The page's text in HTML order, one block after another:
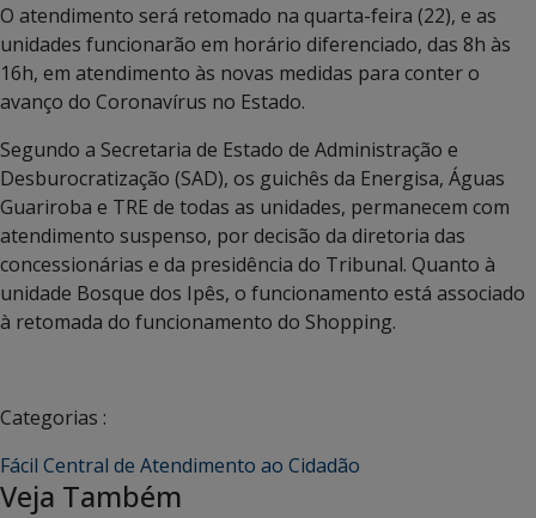
O atendimento será retomado na quarta-feira (22), e as
unidades funcionarão em horário diferenciado, das 8h às
16h, em atendimento às novas medidas para conter o
avanço do Coronavírus no Estado.
Segundo a Secretaria de Estado de Administração e
Desburocratização (SAD), os guichês da Energisa, Águas
Guariroba e TRE de todas as unidades, permanecem com
atendimento suspenso, por decisão da diretoria das
concessionárias e da presidência do Tribunal. Quanto à
unidade Bosque dos Ipês, o funcionamento está associado
à retomada do funcionamento do Shopping.
Categorias :
Fácil Central de Atendimento ao Cidadão
Veja Também